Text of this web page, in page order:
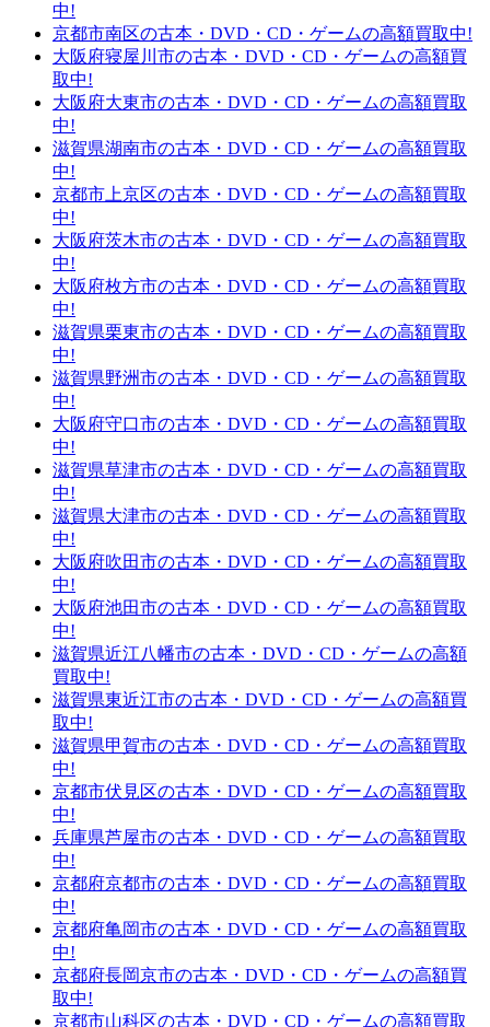
中!
京都市南区の古本・DVD・CD・ゲームの高額買取中!
大阪府寝屋川市の古本・DVD・CD・ゲームの高額買
取中!
大阪府大東市の古本・DVD・CD・ゲームの高額買取
中!
滋賀県湖南市の古本・DVD・CD・ゲームの高額買取
中!
京都市上京区の古本・DVD・CD・ゲームの高額買取
中!
大阪府茨木市の古本・DVD・CD・ゲームの高額買取
中!
大阪府枚方市の古本・DVD・CD・ゲームの高額買取
中!
滋賀県栗東市の古本・DVD・CD・ゲームの高額買取
中!
滋賀県野洲市の古本・DVD・CD・ゲームの高額買取
中!
大阪府守口市の古本・DVD・CD・ゲームの高額買取
中!
滋賀県草津市の古本・DVD・CD・ゲームの高額買取
中!
滋賀県大津市の古本・DVD・CD・ゲームの高額買取
中!
大阪府吹田市の古本・DVD・CD・ゲームの高額買取
中!
大阪府池田市の古本・DVD・CD・ゲームの高額買取
中!
滋賀県近江八幡市の古本・DVD・CD・ゲームの高額
買取中!
滋賀県東近江市の古本・DVD・CD・ゲームの高額買
取中!
滋賀県甲賀市の古本・DVD・CD・ゲームの高額買取
中!
京都市伏見区の古本・DVD・CD・ゲームの高額買取
中!
兵庫県芦屋市の古本・DVD・CD・ゲームの高額買取
中!
京都府京都市の古本・DVD・CD・ゲームの高額買取
中!
京都府亀岡市の古本・DVD・CD・ゲームの高額買取
中!
京都府長岡京市の古本・DVD・CD・ゲームの高額買
取中!
京都市山科区の古本・DVD・CD・ゲームの高額買取